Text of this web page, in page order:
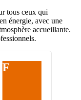
tous ceux qui
énergie, avec une
accueillante.
F